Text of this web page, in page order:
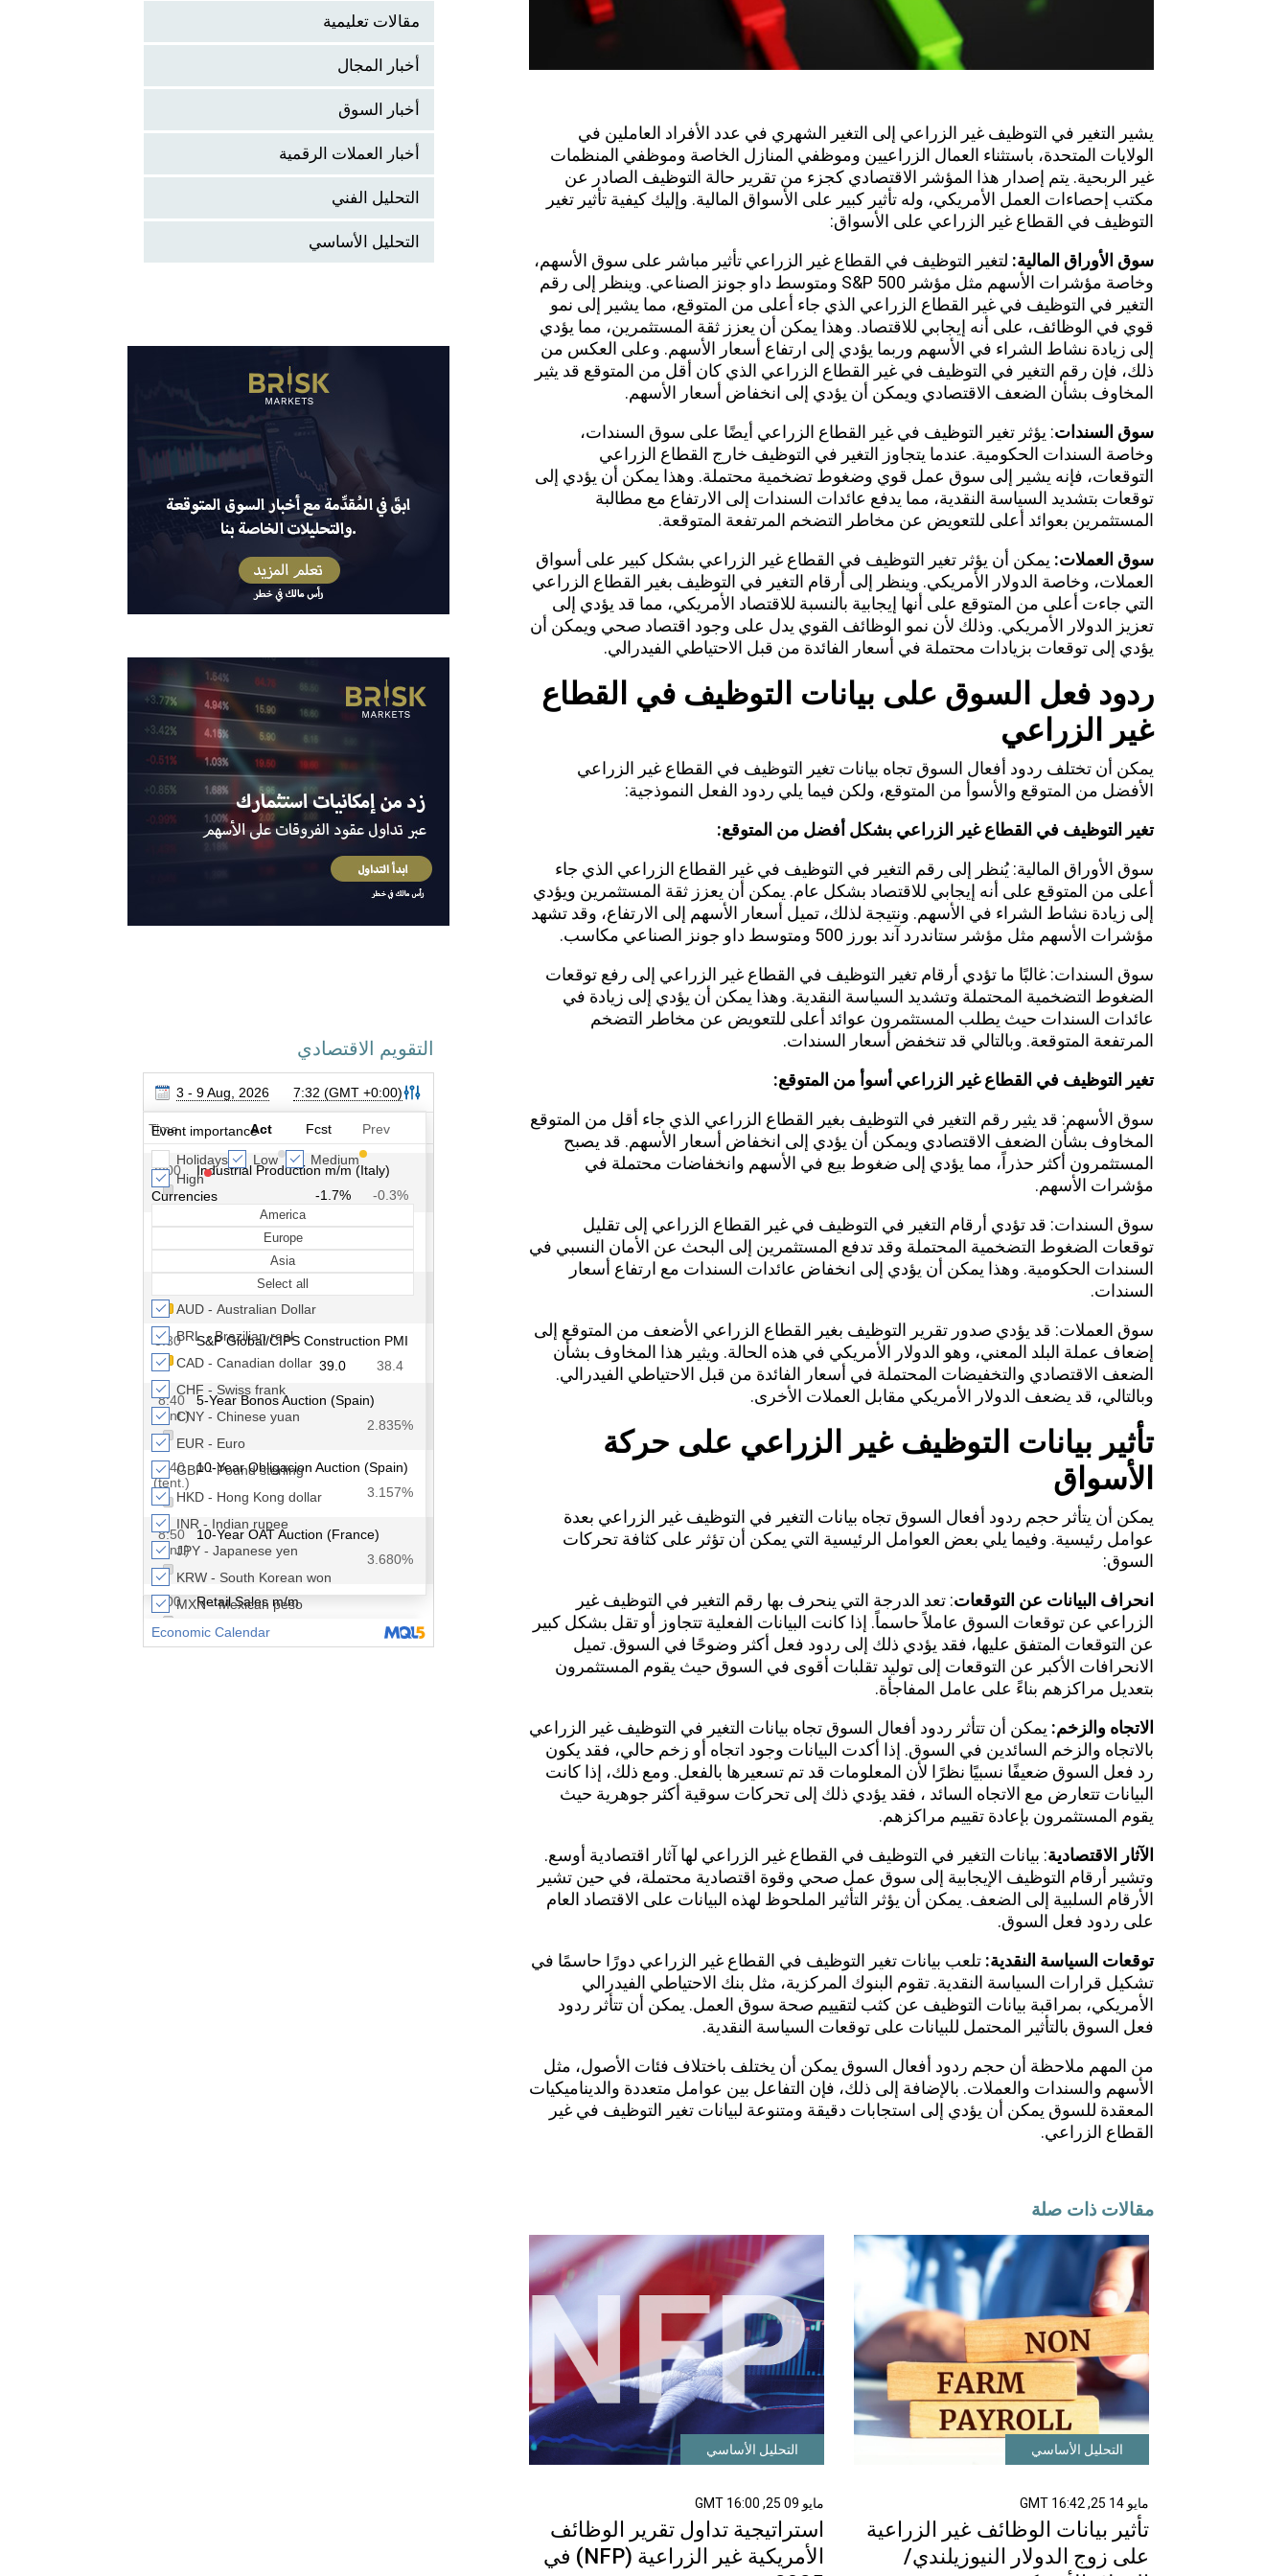
يشير التغير في التوظيف غير الزراعي إلى التغير الشهري في عدد الأفراد العاملين في
الولايات المتحدة، باستثناء العمال الزراعيين وموظفي المنازل الخاصة وموظفي المنظمات
غير الربحية. يتم إصدار هذا المؤشر الاقتصادي كجزء من تقرير حالة التوظيف الصادر عن
مكتب إحصاءات العمل الأمريكي، وله تأثير كبير على الأسواق المالية. وإليك كيفية تأثير تغير
التوظيف في القطاع غير الزراعي على الأسواق:
سوق الأوراق المالية: لتغير التوظيف في القطاع غير الزراعي تأثير مباشر على سوق الأسهم،
وخاصة مؤشرات الأسهم مثل مؤشر S&P 500 ومتوسط ​​داو جونز الصناعي. وينظر إلى رقم
التغير في التوظيف في غير القطاع الزراعي الذي جاء أعلى من المتوقع، مما يشير إلى نمو
قوي في الوظائف، على أنه إيجابي للاقتصاد. وهذا يمكن أن يعزز ثقة المستثمرين، مما يؤدي
إلى زيادة نشاط الشراء في الأسهم وربما يؤدي إلى ارتفاع أسعار الأسهم. وعلى العكس من
ذلك، فإن رقم التغير في التوظيف في غير القطاع الزراعي الذي كان أقل من المتوقع قد يثير
المخاوف بشأن الضعف الاقتصادي ويمكن أن يؤدي إلى انخفاض أسعار الأسهم.
سوق السندات: يؤثر تغير التوظيف في غير القطاع الزراعي أيضًا على سوق السندات،
وخاصة السندات الحكومية. عندما يتجاوز التغير في التوظيف خارج القطاع الزراعي
التوقعات، فإنه يشير إلى سوق عمل قوي وضغوط تضخمية محتملة. وهذا يمكن أن يؤدي إلى
توقعات بتشديد السياسة النقدية، مما يدفع عائدات السندات إلى الارتفاع مع مطالبة
المستثمرين بعوائد أعلى للتعويض عن مخاطر التضخم المرتفعة المتوقعة.
سوق العملات: يمكن أن يؤثر تغير التوظيف في القطاع غير الزراعي بشكل كبير على أسواق
العملات، وخاصة الدولار الأمريكي. وينظر إلى أرقام التغير في التوظيف بغير القطاع الزراعي
التي جاءت أعلى من المتوقع على أنها إيجابية بالنسبة للاقتصاد الأمريكي، مما قد يؤدي إلى
تعزيز الدولار الأمريكي. وذلك لأن نمو الوظائف القوي يدل على وجود اقتصاد صحي ويمكن أن
يؤدي إلى توقعات بزيادات محتملة في أسعار الفائدة من قبل الاحتياطي الفيدرالي.
ردود فعل السوق على بيانات التوظيف في القطاع
غير الزراعي
يمكن أن تختلف ردود أفعال السوق تجاه بيانات تغير التوظيف في القطاع غير الزراعي
الأفضل من المتوقع والأسوأ من المتوقع، ولكن فيما يلي ردود الفعل النموذجية:
تغير التوظيف في القطاع غير الزراعي بشكل أفضل من المتوقع:
سوق الأوراق المالية: يُنظر إلى رقم التغير في التوظيف في غير القطاع الزراعي الذي جاء
أعلى من المتوقع على أنه إيجابي للاقتصاد بشكل عام. يمكن أن يعزز ثقة المستثمرين ويؤدي
إلى زيادة نشاط الشراء في الأسهم. ونتيجة لذلك، تميل أسعار الأسهم إلى الارتفاع، وقد تشهد
مؤشرات الأسهم مثل مؤشر ستاندرد آند بورز 500 ومتوسط ​​داو جونز الصناعي مكاسب.
سوق السندات: غالبًا ما تؤدي أرقام تغير التوظيف في القطاع غير الزراعي إلى رفع توقعات
الضغوط التضخمية المحتملة وتشديد السياسة النقدية. وهذا يمكن أن يؤدي إلى زيادة في
عائدات السندات حيث يطلب المستثمرون عوائد أعلى للتعويض عن مخاطر التضخم
المرتفعة المتوقعة. وبالتالي قد تنخفض أسعار السندات.
تغير التوظيف في القطاع غير الزراعي أسوأ من المتوقع:
سوق الأسهم: قد يثير رقم التغير في التوظيف بغير القطاع الزراعي الذي جاء أقل من المتوقع
المخاوف بشأن الضعف الاقتصادي ويمكن أن يؤدي إلى انخفاض أسعار الأسهم. قد يصبح
المستثمرون أكثر حذراً، مما يؤدي إلى ضغوط بيع في الأسهم وانخفاضات محتملة في
مؤشرات الأسهم.
سوق السندات: قد تؤدي أرقام التغير في التوظيف في غير القطاع الزراعي إلى تقليل
توقعات الضغوط التضخمية المحتملة وقد تدفع المستثمرين إلى البحث عن الأمان النسبي في
السندات الحكومية. وهذا يمكن أن يؤدي إلى انخفاض عائدات السندات مع ارتفاع أسعار
السندات.
سوق العملات: قد يؤدي صدور تقرير التوظيف بغير القطاع الزراعي الأضعف من المتوقع إلى
إضعاف عملة البلد المعني، وهو الدولار الأمريكي في هذه الحالة. ويثير هذا المخاوف بشأن
الضعف الاقتصادي والتخفيضات المحتملة في أسعار الفائدة من قبل الاحتياطي الفيدرالي.
وبالتالي، قد يضعف الدولار الأمريكي مقابل العملات الأخرى.
تأثير بيانات التوظيف غير الزراعي على حركة
الأسواق
يمكن أن يتأثر حجم ردود أفعال السوق تجاه بيانات التغير في التوظيف غير الزراعي بعدة
عوامل رئيسية. وفيما يلي بعض العوامل الرئيسية التي يمكن أن تؤثر على كثافة تحركات
السوق:
انحراف البيانات عن التوقعات: تعد الدرجة التي ينحرف بها رقم التغير في التوظيف غير
الزراعي عن توقعات السوق عاملاً حاسماً. إذا كانت البيانات الفعلية تتجاوز أو تقل بشكل كبير
عن التوقعات المتفق عليها، فقد يؤدي ذلك إلى ردود فعل أكثر وضوحًا في السوق. تميل
الانحرافات الأكبر عن التوقعات إلى توليد تقلبات أقوى في السوق حيث يقوم المستثمرون
بتعديل مراكزهم بناءً على عامل المفاجأة.
الاتجاه والزخم: يمكن أن تتأثر ردود أفعال السوق تجاه بيانات التغير في التوظيف غير الزراعي
بالاتجاه والزخم السائدين في السوق. إذا أكدت البيانات وجود اتجاه أو زخم حالي، فقد يكون
رد فعل السوق ضعيفًا نسبيًا نظرًا لأن المعلومات قد تم تسعيرها بالفعل. ومع ذلك، إذا كانت
البيانات تتعارض مع الاتجاه السائد ، فقد يؤدي ذلك إلى تحركات سوقية أكثر جوهرية حيث
يقوم المستثمرون بإعادة تقييم مراكزهم.
الآثار الاقتصادية: بيانات التغير في التوظيف في القطاع غير الزراعي لها آثار اقتصادية أوسع.
وتشير أرقام التوظيف الإيجابية إلى سوق عمل صحي وقوة اقتصادية محتملة، في حين تشير
الأرقام السلبية إلى الضعف. يمكن أن يؤثر التأثير الملحوظ لهذه البيانات على الاقتصاد العام
على ردود فعل السوق.
توقعات السياسة النقدية: تلعب بيانات تغير التوظيف في القطاع غير الزراعي دورًا حاسمًا في
تشكيل قرارات السياسة النقدية. تقوم البنوك المركزية، مثل بنك الاحتياطي الفيدرالي
الأمريكي، بمراقبة بيانات التوظيف عن كثب لتقييم صحة سوق العمل. يمكن أن تتأثر ردود
فعل السوق بالتأثير المحتمل للبيانات على توقعات السياسة النقدية.
من المهم ملاحظة أن حجم ردود أفعال السوق يمكن أن يختلف باختلاف فئات الأصول، مثل
الأسهم والسندات والعملات. بالإضافة إلى ذلك، فإن التفاعل بين عوامل متعددة والديناميكيات
المعقدة للسوق يمكن أن يؤدي إلى استجابات دقيقة ومتنوعة لبيانات تغير التوظيف في غير
القطاع الزراعي.
مقالات ذات صلة
التحليل الأساسي
مايو 14 25, 16:42 GMT
تأثير بيانات الوظائف غير الزراعية
على زوج الدولار النيوزيلندي/
التحليل الأساسي
مايو 09 25, 16:00 GMT
استراتيجية تداول تقرير الوظائف
الأمريكية غير الزراعية (NFP) في
مقالات تعليمية
أخبار المجال
أخبار السوق
أخبار العملات الرقمية
التحليل الفني
التحليل الأساسي
التقويم الاقتصادي